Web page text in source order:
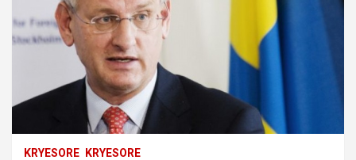
KRYESORE KRYESORE